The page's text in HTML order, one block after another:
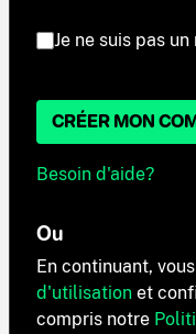
Je ne suis pas un
CRÉER MON
Besoin d'aide?
Ou
En continuant,
d'utilisation et
compris notre